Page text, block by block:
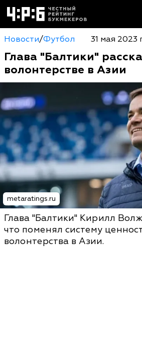
Новости/Футбол 31 мая 2023
Глава "Балтики"
волонтерстве в Азии
metaratings.ru
Глава "Балтики" Кирилл
что поменял систему
волонтерства в Азии.